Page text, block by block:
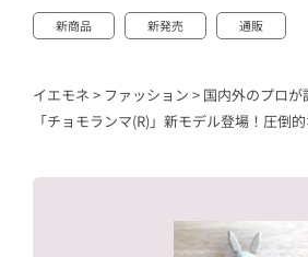
新商品 新発売 通販
イエモネ > ファッション > 国内外のプロ
「チョモランマ(R)」新モデル登場！圧倒